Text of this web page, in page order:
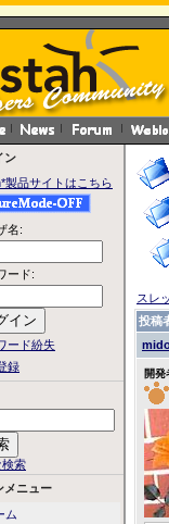
ン
製品サイトはこちら
名:
ード:
ード紛失
録
検索
メニュー
ム
スレ
投稿
開発